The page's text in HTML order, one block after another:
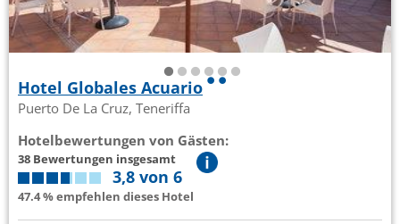
Hotel Globales Acuario
Puerto De La Cruz, Teneriffa
Hotelbewertungen von Gästen:
38 Bewertungen insgesamt
3,8 von 6
47.4 % empfehlen dieses Hotel